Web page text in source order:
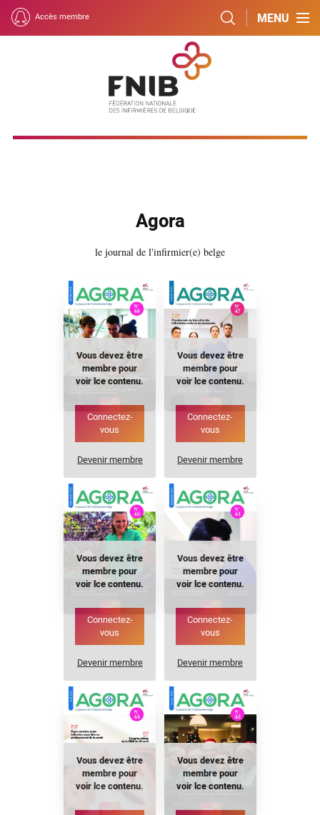
MENU
Accès membre
Agora
le journal de l'infirmier(e) belge
Vous devez être
membre pour
voir lce contenu.
Connectez-
vous
Devenir membre
Vous devez être
membre pour
voir lce contenu.
Connectez-
vous
Devenir membre
Vous devez être
membre pour
voir lce contenu.
Connectez-
vous
Devenir membre
Vous devez être
membre pour
voir lce contenu.
Connectez-
vous
Devenir membre
Vous devez être
membre pour
voir lce contenu.
Vous devez être
membre pour
voir lce contenu.